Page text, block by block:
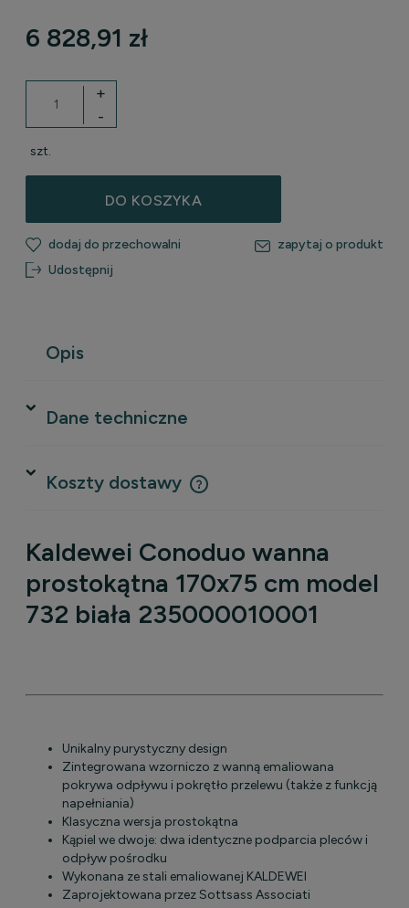
6 828,91 zł
-
+
szt.
DO KOSZYKA
dodaj do przechowalni
zapytaj o produkt
Udostępnij
Opis
Dane techniczne
Koszty dostawy
Cena nie zawiera ewentualnych kosztów płatności
Kaldewei Conoduo wanna
prostokątna 170x75 cm model
732 biała 235000010001
Unikalny purystyczny design
Zintegrowana wzorniczo z wanną emaliowana
pokrywa odpływu i pokrętło przelewu (także z funkcją
napełniania)
Klasyczna wersja prostokątna
Kąpiel we dwoje: dwa identyczne podparcia pleców i
odpływ pośrodku
Wykonana ze stali emaliowanej KALDEWEI
Zaprojektowana przez Sottsass Associati